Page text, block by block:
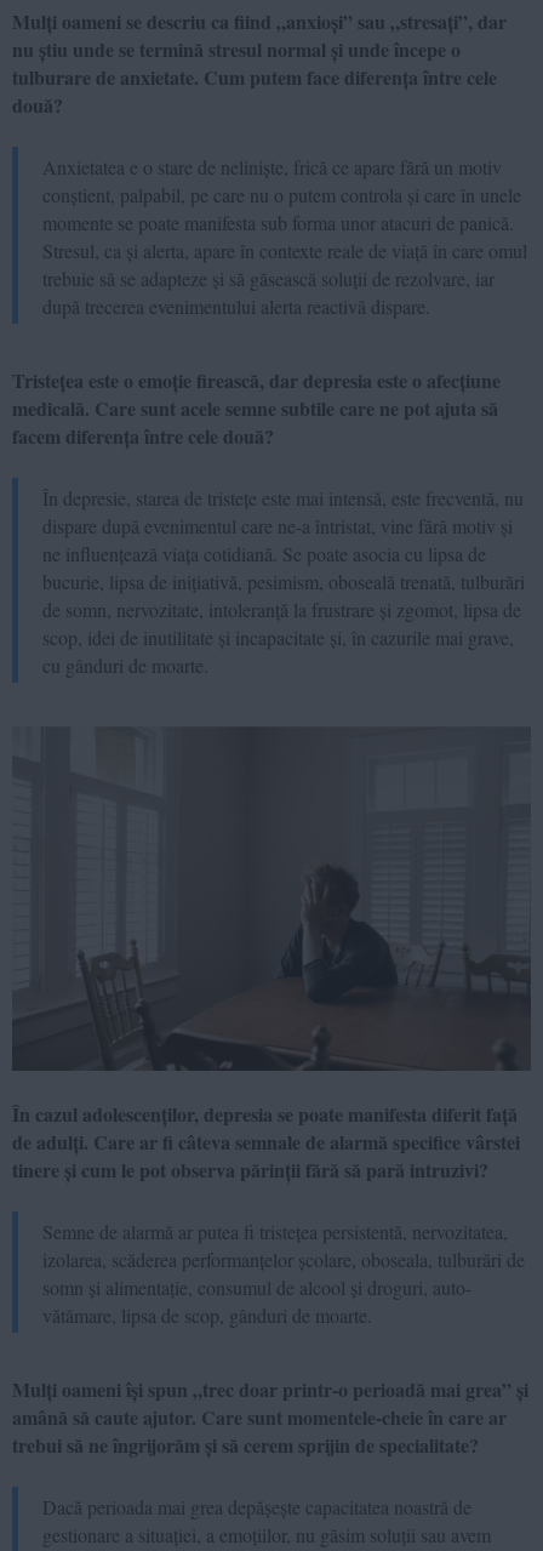
Mulți oameni se descriu ca fiind „anxioși” sau „stresați”, dar
nu știu unde se termină stresul normal și unde începe o
tulburare de anxietate. Cum putem face diferența între cele
două?
Anxietatea e o stare de neliniște, frică ce apare fără un motiv
conștient, palpabil, pe care nu o putem controla și care în unele
momente se poate manifesta sub forma unor atacuri de panică.
Stresul, ca și alerta, apare în contexte reale de viață în care omul
trebuie să se adapteze și să găsească soluții de rezolvare, iar
după trecerea evenimentului alerta reactivă dispare.
Tristețea este o emoție firească, dar depresia este o afecțiune
medicală. Care sunt acele semne subtile care ne pot ajuta să
facem diferența între cele două?
În depresie, starea de tristețe este mai intensă, este frecventă, nu
dispare după evenimentul care ne-a întristat, vine fără motiv și
ne influențează viața cotidiană. Se poate asocia cu lipsa de
bucurie, lipsa de inițiativă, pesimism, oboseală trenată, tulburări
de somn, nervozitate, intoleranță la frustrare și zgomot, lipsa de
scop, idei de inutilitate și incapacitate și, în cazurile mai grave,
cu gânduri de moarte.
În cazul adolescenților, depresia se poate manifesta diferit față
de adulți. Care ar fi câteva semnale de alarmă specifice vârstei
tinere și cum le pot observa părinții fără să pară intruzivi?
Semne de alarmă ar putea fi tristețea persistentă, nervozitatea,
izolarea, scăderea performanțelor școlare, oboseala, tulburări de
somn și alimentație, consumul de alcool și droguri, auto-
vătămare, lipsa de scop, gânduri de moarte.
Mulți oameni își spun „trec doar printr-o perioadă mai grea” și
amână să caute ajutor. Care sunt momentele-cheie în care ar
trebui să ne îngrijorăm și să cerem sprijin de specialitate?
Dacă perioada mai grea depășește capacitatea noastră de
gestionare a situației, a emoțiilor, nu găsim soluții sau avem